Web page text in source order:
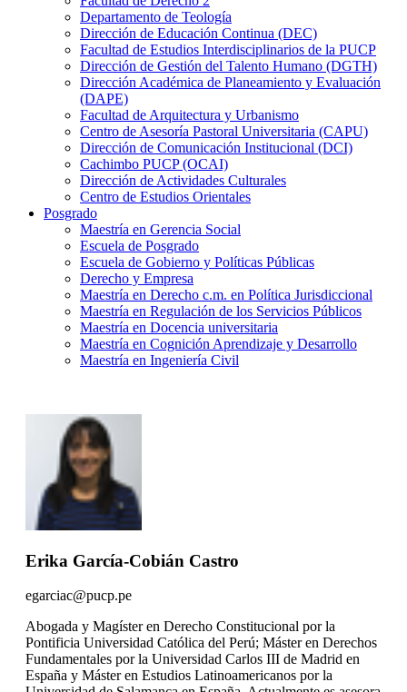
Departamento de Teología
Dirección de Educación Continua (DEC)
Facultad de Estudios Interdisciplinarios de la PUCP
Dirección de Gestión del Talento Humano (DGTH)
Dirección Académica de Planeamiento y Evaluación
(DAPE)
Facultad de Arquitectura y Urbanismo
Centro de Asesoría Pastoral Universitaria (CAPU)
Dirección de Comunicación Institucional (DCI)
Cachimbo PUCP (OCAI)
Dirección de Actividades Culturales
Centro de Estudios Orientales
Posgrado
Maestría en Gerencia Social
Escuela de Posgrado
Escuela de Gobierno y Políticas Públicas
Derecho y Empresa
Maestría en Derecho c.m. en Política Jurisdiccional
Maestría en Regulación de los Servicios Públicos
Maestría en Docencia universitaria
Maestría en Cognición Aprendizaje y Desarrollo
Maestría en Ingeniería Civil
Erika García-Cobián Castro
egarciac@pucp.pe
Abogada y Magíster en Derecho Constitucional por la
Pontificia Universidad Católica del Perú; Máster en Derechos
Fundamentales por la Universidad Carlos III de Madrid en
España y Máster en Estudios Latinoamericanos por la